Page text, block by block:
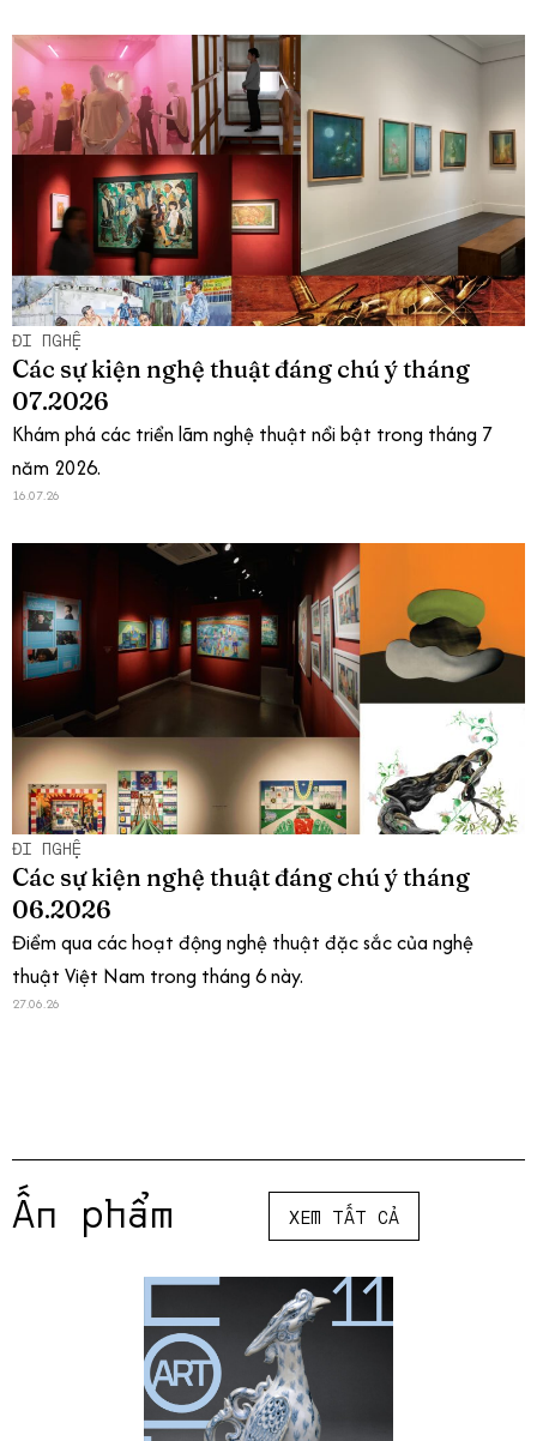
ĐI NGHỆ
Các sự kiện nghệ thuật đáng chú ý tháng
07.2026
Khám phá các triển lãm nghệ thuật nổi bật trong tháng 7
năm 2026.
16.07.26
ĐI NGHỆ
Các sự kiện nghệ thuật đáng chú ý tháng
06.2026
Điểm qua các hoạt động nghệ thuật đặc sắc của nghệ
thuật Việt Nam trong tháng 6 này.
27.06.26
Ấn phẩm XEM TẤT CẢ